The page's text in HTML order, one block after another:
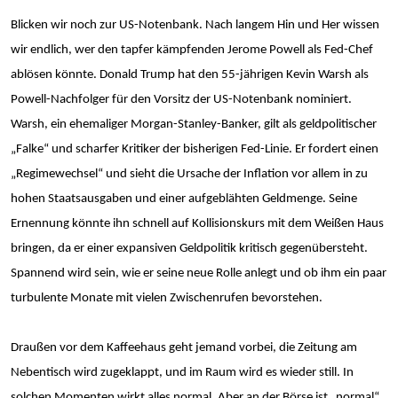
Blicken wir noch zur US-Notenbank. Nach langem Hin und Her wissen
wir endlich, wer den tapfer kämpfenden Jerome Powell als Fed-Chef
ablösen könnte. Donald Trump hat den 55-jährigen Kevin Warsh als
Powell-Nachfolger für den Vorsitz der US-Notenbank nominiert.
Warsh, ein ehemaliger Morgan-Stanley-Banker, gilt als geldpolitischer
„Falke“ und scharfer Kritiker der bisherigen Fed-Linie. Er fordert einen
„Regimewechsel“ und sieht die Ursache der Inflation vor allem in zu
hohen Staatsausgaben und einer aufgeblähten Geldmenge. Seine
Ernennung könnte ihn schnell auf Kollisionskurs mit dem Weißen Haus
bringen, da er einer expansiven Geldpolitik kritisch gegenübersteht.
Spannend wird sein, wie er seine neue Rolle anlegt und ob ihm ein paar
turbulente Monate mit vielen Zwischenrufen bevorstehen.
Draußen vor dem Kaffeehaus geht jemand vorbei, die Zeitung am
Nebentisch wird zugeklappt, und im Raum wird es wieder still. In